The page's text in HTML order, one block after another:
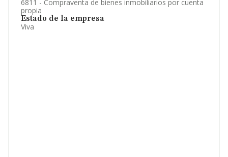
6811 - Compraventa de bienes inmobiliarios por cuenta
propia
Estado de la empresa
Viva